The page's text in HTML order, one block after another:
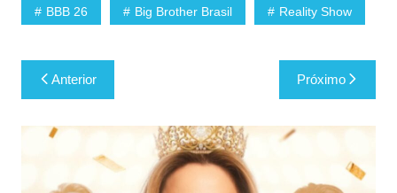
BBB 26 Big Brother Brasil Reality Show
Navegação
de
Post
Anterior Próximo